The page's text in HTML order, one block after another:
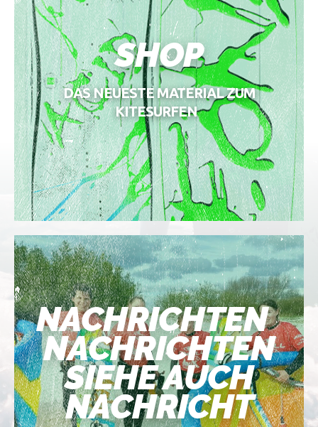
SHOP
DAS NEUESTE MATERIAL ZUM
KITESURFEN
NACHRICHTEN
NACHRICHTEN
SIEHE AUCH
NACHRICHT